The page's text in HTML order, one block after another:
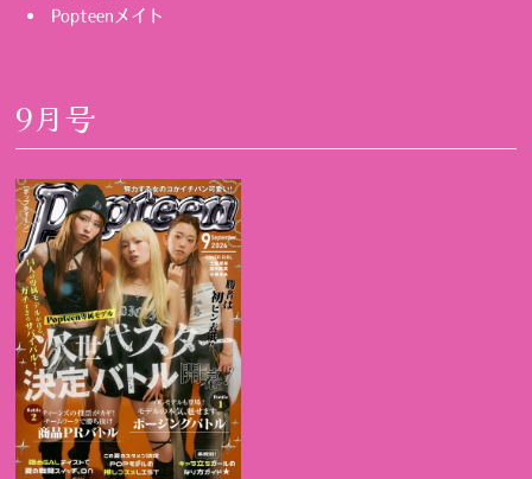
Popteenメイト
9月号